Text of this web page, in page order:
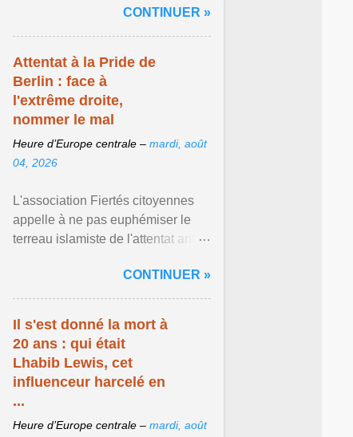
de changer ... Afficher l'article ...
CONTINUER »
Attentat à la Pride de
Berlin : face à
l'extrême droite,
nommer le mal
Heure d’Europe centrale – mardi, août
04, 2026
L'association Fiertés citoyennes
appelle à ne pas euphémiser le
terreau islamiste de l'attentat anti-
de Berlin ... Afficher l'article ...
CONTINUER »
Il s'est donné la mort à
20 ans : qui était
Lhabib Lewis, cet
influenceur harcelé en
...
Heure d’Europe centrale – mardi, août